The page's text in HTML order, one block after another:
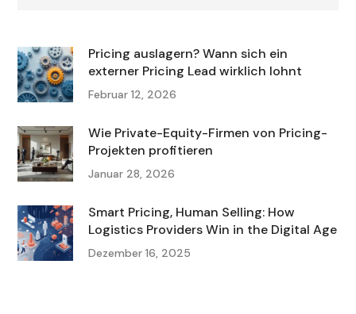
Pricing auslagern? Wann sich ein
externer Pricing Lead wirklich lohnt
Februar 12, 2026
Wie Private-Equity-Firmen von Pricing-
Projekten profitieren
Januar 28, 2026
Smart Pricing, Human Selling: How
Logistics Providers Win in the Digital Age
Dezember 16, 2025